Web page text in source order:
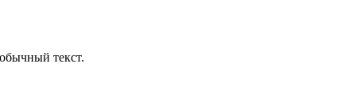
текст.